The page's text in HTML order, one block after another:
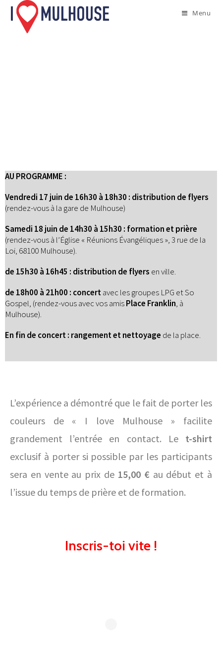
Menu
AU PROGRAMME :
Vendredi 17 juin de 16h30 à 18h30 : distribution de flyers
(rendez-vous à la gare de Mulhouse)
Samedi 18 juin de 14h30 à 15h30 : formation et prière
(rendez-vous à l’Église « Réunions Évangéliques », 3 rue de la
Loi, 68100 Mulhouse).
de 15h30 à 16h45 : distribution de flyers en ville.
de 18h00 à 21h00 : concertavec les groupes LPG et So
Gospel, (rendez-vous avec vos amisPlace Franklin, à
Mulhouse).
En fin de concert : rangement et nettoyage de la place.
L’expérience a démontré que le fait de porter les
couleurs de « I love Mulhouse » facilite
grandement l’entrée en contact. Le t-shirt
exclusif à porter si possible par les participants
sera en vente au prix de 15,00 € au début et à
l’issue du temps de prière et de formation.
Inscris-toi vite !